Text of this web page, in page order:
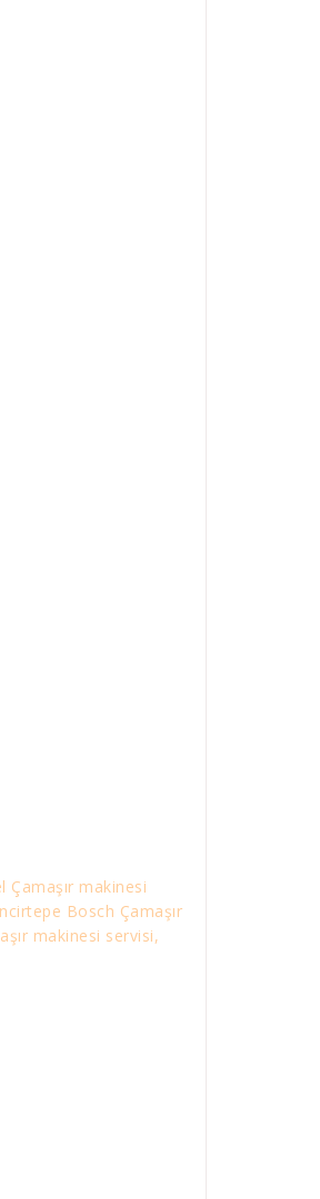
makinesi
Bosch Çamaşır
makinesi servisi,